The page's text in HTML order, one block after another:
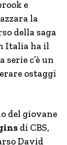
e
la
della saga
Italia ha il
c’è un
ostaggi
del giovane
di CBS,
David